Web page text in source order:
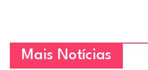
Mais Notícias